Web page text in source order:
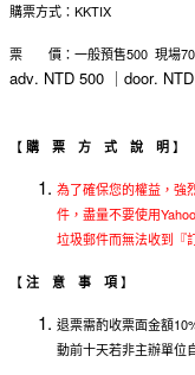
購票方式：KKTIX
票 價：一般預售500 現場
adv. NTD 500 ｜door.
【 購 票 方 式 說 明 】
為了確保您的權益，強
件，盡量不要使用
垃圾郵件而無法收到『
【 注 意 事 項 】
退票需酌收票面金額
動前十天若非主辦單位